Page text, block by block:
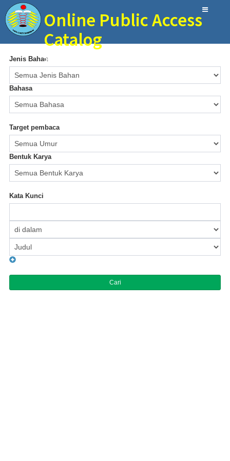
Online Public Access
Catalog
SMAN 12 Tangerang
Jenis Bahan
Bahasa
Target pembaca
Bentuk Karya
Kata Kunci